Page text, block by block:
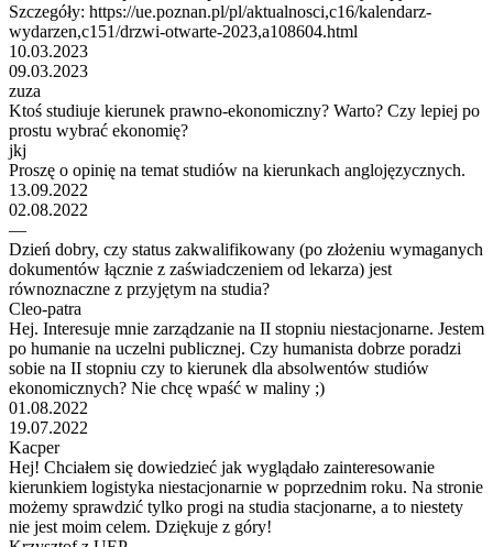
Szczegóły: https://ue.poznan.pl/pl/aktualnosci,c16/kalendarz-
wydarzen,c151/drzwi-otwarte-2023,a108604.html
10.03.2023
09.03.2023
zuza
Ktoś studiuje kierunek prawno-ekonomiczny? Warto? Czy lepiej po
prostu wybrać ekonomię?
jkj
Proszę o opinię na temat studiów na kierunkach anglojęzycznych.
13.09.2022
02.08.2022
—
Dzień dobry, czy status zakwalifikowany (po złożeniu wymaganych
dokumentów łącznie z zaświadczeniem od lekarza) jest
równoznaczne z przyjętym na studia?
Cleo-patra
Hej. Interesuje mnie zarządzanie na II stopniu niestacjonarne. Jestem
po humanie na uczelni publicznej. Czy humanista dobrze poradzi
sobie na II stopniu czy to kierunek dla absolwentów studiów
ekonomicznych? Nie chcę wpaść w maliny ;)
01.08.2022
19.07.2022
Kacper
Hej! Chciałem się dowiedzieć jak wyglądało zainteresowanie
kierunkiem logistyka niestacjonarnie w poprzednim roku. Na stronie
możemy sprawdzić tylko progi na studia stacjonarne, a to niestety
nie jest moim celem. Dziękuje z góry!